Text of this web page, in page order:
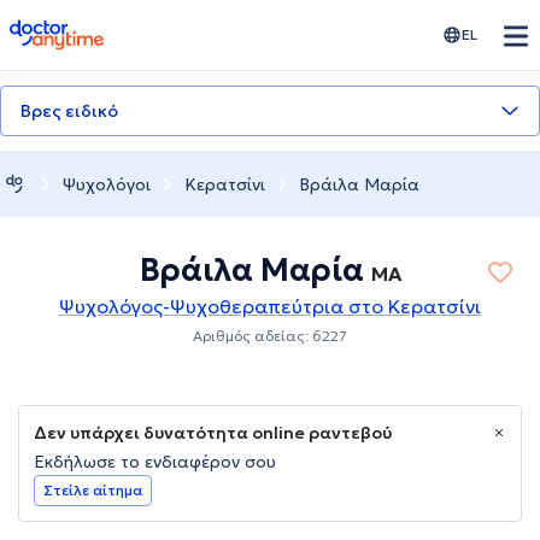
doctoranytime EL
Βρες ειδικό
Ψυχολόγοι Κερατσίνι Βράιλα Μαρία
Βράιλα Μαρία MA
Ψυχολόγος-Ψυχοθεραπεύτρια στο Κερατσίνι
Αριθμός αδείας: 6227
Δεν υπάρχει δυνατότητα online ραντεβού
Εκδήλωσε το ενδιαφέρον σου
Στείλε αίτημα